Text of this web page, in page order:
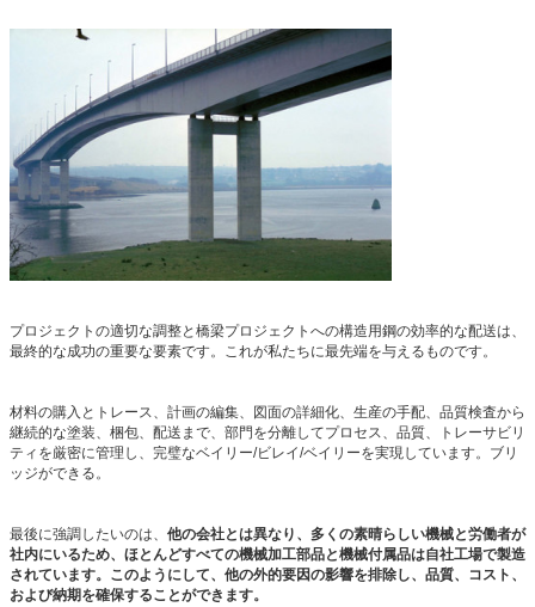
プロジェクトの適切な調整と橋梁プロジェクトへの構造用鋼の効率的な配送は、
最終的な成功の重要な要素です。これが私たちに最先端を与えるものです。
材料の購入とトレース、計画の編集、図面の詳細化、生産の手配、品質検査から
継続的な塗装、梱包、配送まで、部門を分離してプロセス、品質、トレーサビリ
ティを厳密に管理し、完璧なベイリー/ビレイ/ベイリーを実現しています。ブリ
ッジができる。
最後に強調したいのは、 他の会社とは異なり、多くの素晴らしい機械と労働者が
社内にいるため、ほとんどすべての機械加工部品と機械付属品は自社工場で製造
されています。このようにして、他の外的要因の影響を排除し、品質、コスト、
および納期を確保することができます。